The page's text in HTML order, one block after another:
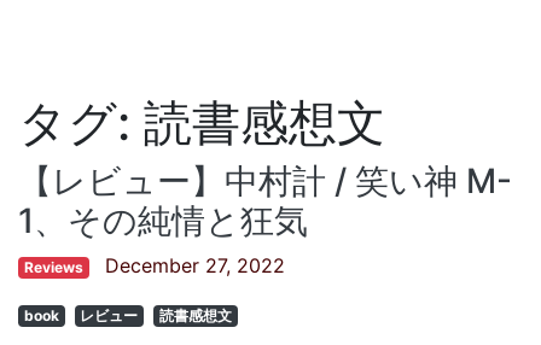
タグ: 読書感想文
【レビュー】中村計 / 笑い神 M-
1、その純情と狂気
Reviews December 27, 2022
book レビュー 読書感想文